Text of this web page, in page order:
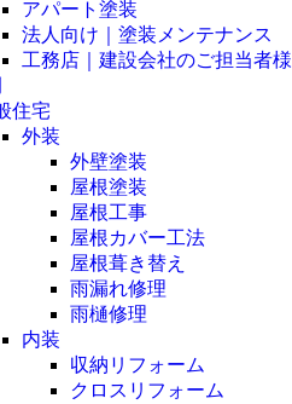
アパート塗装
法人向け｜塗装メンテナンス
工務店｜建設会社のご担当者様
住宅
外装
外壁塗装
屋根塗装
屋根工事
屋根カバー工法
屋根葺き替え
雨漏れ修理
雨樋修理
内装
収納リフォーム
クロスリフォーム